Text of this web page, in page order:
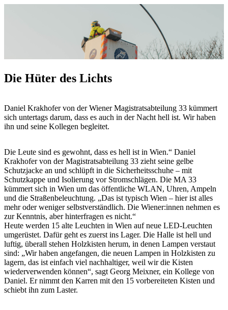
Die Hüter des Lichts
Daniel Krakhofer von der Wiener Magistratsabteilung 33 kümmert
sich untertags darum, dass es auch in der Nacht hell ist. Wir haben
ihn und seine Kollegen begleitet.
Die Leute sind es gewohnt, dass es hell ist in Wien.“ Daniel
Krakhofer von der Magistratsabteilung 33 zieht seine gelbe
Schutzjacke an und schlüpft in die Sicherheitsschuhe – mit
Schutzkappe und Isolierung vor Stromschlägen. Die MA 33
kümmert sich in Wien um das öffentliche WLAN, Uhren, Ampeln
und die Straßenbeleuchtung. „Das ist typisch Wien – hier ist alles
mehr oder weniger selbstverständlich. Die Wiener:innen nehmen es
zur Kenntnis, aber hinterfragen es nicht.“
Heute werden 15 alte Leuchten in Wien auf neue LED-Leuchten
umgerüstet. Dafür geht es zuerst ins Lager. Die Halle ist hell und
luftig, überall stehen Holzkisten herum, in denen Lampen verstaut
sind: „Wir haben angefangen, die neuen Lampen in Holzkisten zu
lagern, das ist einfach viel nachhaltiger, weil wir die Kisten
wiederverwenden können“, sagt Georg Meixner, ein Kollege von
Daniel. Er nimmt den Karren mit den 15 vorbereiteten Kisten und
schiebt ihn zum Laster.